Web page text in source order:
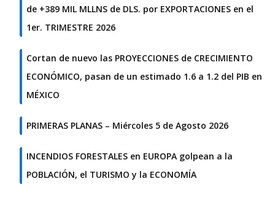
de +389 MIL MLLNS de DLS. por EXPORTACIONES en el
1er. TRIMESTRE 2026
Cortan de nuevo las PROYECCIONES de CRECIMIENTO
ECONÓMICO, pasan de un estimado 1.6 a 1.2 del PIB en
MÉXICO
PRIMERAS PLANAS – Miércoles 5 de Agosto 2026
INCENDIOS FORESTALES en EUROPA golpean a la
POBLACIÓN, el TURISMO y la ECONOMÍA